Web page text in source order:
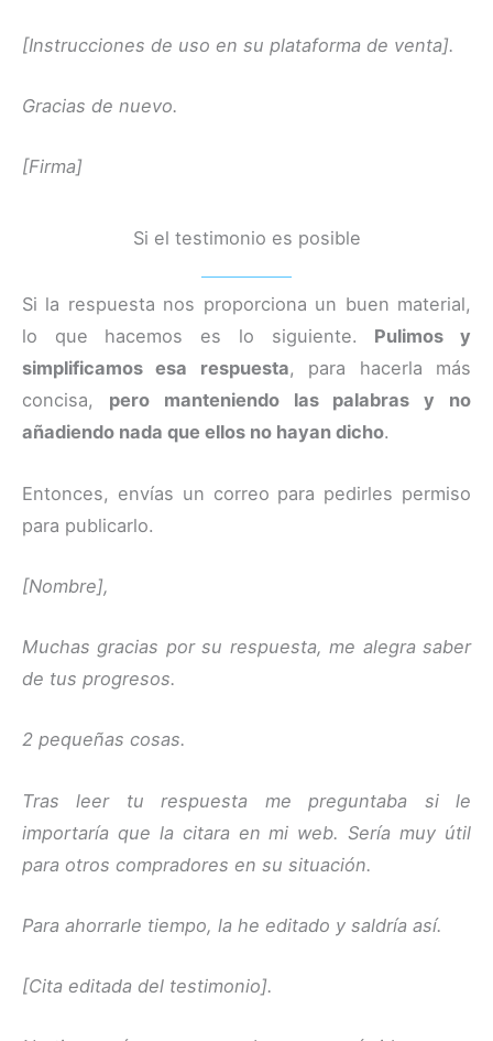
[Instrucciones de uso en su plataforma de venta].
Gracias de nuevo.
[Firma]
Si el testimonio es posible
Si la respuesta nos proporciona un buen material,
lo que hacemos es lo siguiente. Pulimos y
simplificamos esa respuesta, para hacerla más
concisa, pero manteniendo las palabras y no
añadiendo nada que ellos no hayan dicho.
Entonces, envías un correo para pedirles permiso
para publicarlo.
[Nombre],
Muchas gracias por su respuesta, me alegra saber
de tus progresos.
2 pequeñas cosas.
Tras leer tu respuesta me preguntaba si le
importaría que la citara en mi web. Sería muy útil
para otros compradores en su situación.
Para ahorrarle tiempo, la he editado y saldría así.
[Cita editada del testimonio].